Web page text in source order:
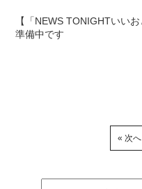
【「NEWS TONIGHTいい
準備中です
« 次へ